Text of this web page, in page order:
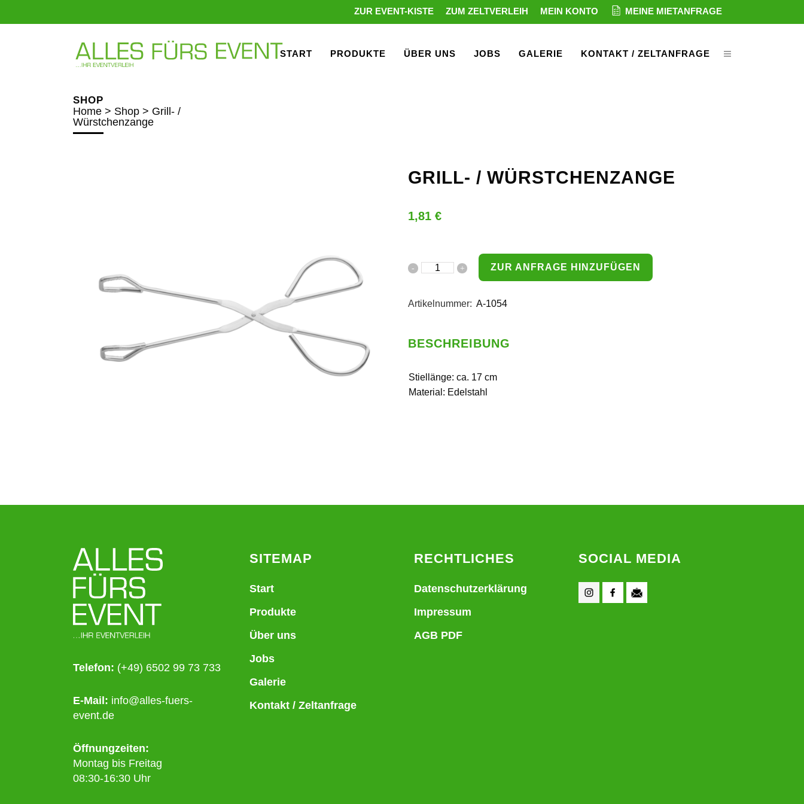
ZUR EVENT-KISTE ZUM ZELTVERLEIH MEIN KONTO MEINE MIETANFRAGE
START PRODUKTE ÜBER UNS JOBS GALERIE KONTAKT / ZELTANFRAGE
SHOP
Home > Shop > Grill- /
Würstchenzange
GRILL- / WÜRSTCHENZANGE
1,81 €
ZUR ANFRAGE HINZUFÜGEN
Artikelnummer: A-1054
BESCHREIBUNG
Stiellänge: ca. 17 cm
Material: Edelstahl
Telefon: (+49) 6502 99 73 733
E-Mail: info@alles-fuers-
event.de
Öffnungzeiten:
Montag bis Freitag
08:30-16:30 Uhr
SITEMAP
Start
Produkte
Über uns
Jobs
Galerie
Kontakt / Zeltanfrage
RECHTLICHES
Datenschutzerklärung
Impressum
AGB PDF
SOCIAL MEDIA